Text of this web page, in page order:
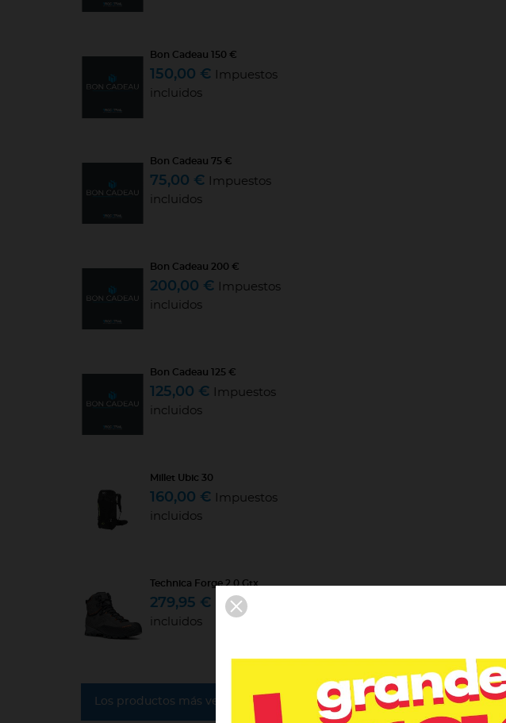
Bon Cadeau 150 €
150,00 € Impuestos
incluidos
Bon Cadeau 75 €
75,00 € Impuestos
incluidos
Bon Cadeau 200 €
200,00 € Impuestos
incluidos
Bon Cadeau 125 €
125,00 € Impuestos
incluidos
Millet Ubic 30
160,00 € Impuestos
incluidos
Technica Forge 2.0 Gtx
279,95 € Impuestos
incluidos
Los productos más vendidos